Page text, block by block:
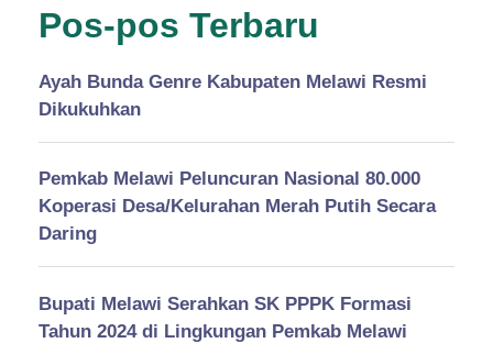
Pos-pos Terbaru
Ayah Bunda Genre Kabupaten Melawi Resmi
Dikukuhkan
Pemkab Melawi Peluncuran Nasional 80.000
Koperasi Desa/Kelurahan Merah Putih Secara
Daring
Bupati Melawi Serahkan SK PPPK Formasi
Tahun 2024 di Lingkungan Pemkab Melawi